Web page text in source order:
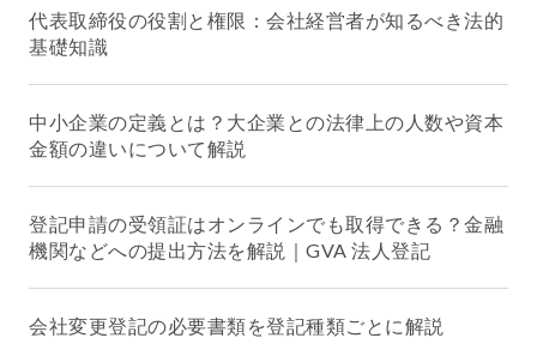
代表取締役の役割と権限：会社経営者が知るべき法的
基礎知識
中小企業の定義とは？大企業との法律上の人数や資本
金額の違いについて解説
登記申請の受領証はオンラインでも取得できる？金融
機関などへの提出方法を解説｜GVA 法人登記
会社変更登記の必要書類を登記種類ごとに解説